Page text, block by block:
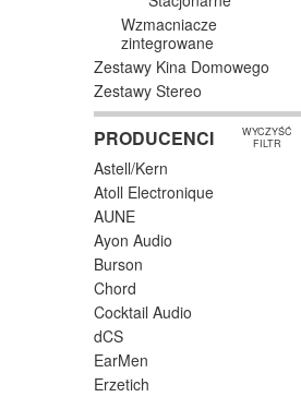
Wzmacniacze
zintegrowane
Zestawy Kina Domowego
Zestawy Stereo
PRODUCENCI
WYCZYŚĆ
FILTR
Astell/Kern
Atoll Electronique
AUNE
Ayon Audio
Burson
Chord
Cocktail Audio
dCS
EarMen
Erzetich